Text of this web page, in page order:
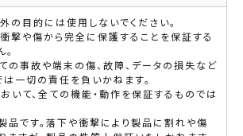
目的には使用しないでください。
撃や傷から完全に保護することを保証する
事故や端末の傷、故障、データの損失など
は一切の責任を負いかねます。
て、全ての機能・動作を保証するものでは
です。落下や衝撃により製品に割れや傷